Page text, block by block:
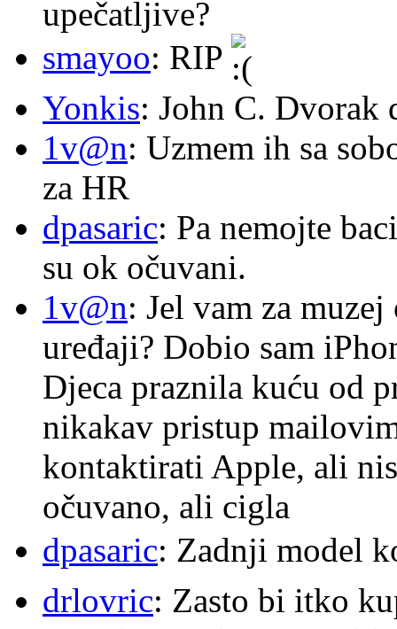
upečatljive?
smayoo: RIP
Yonkis: John C. Dvorak
1v@n: Uzmem ih sa
za HR
dpasaric: Pa nemojte
su ok očuvani.
1v@n: Jel vam za
uređaji? Dobio sam
Djeca praznila kuću od
nikakav pristup
kontaktirati Apple, ali
očuvano, ali cigla
dpasaric: Zadnji model
drlovric: Zasto bi itko